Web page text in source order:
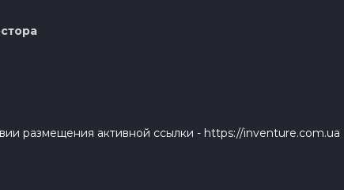
размещения активной ссылки - https://inventure.com.ua